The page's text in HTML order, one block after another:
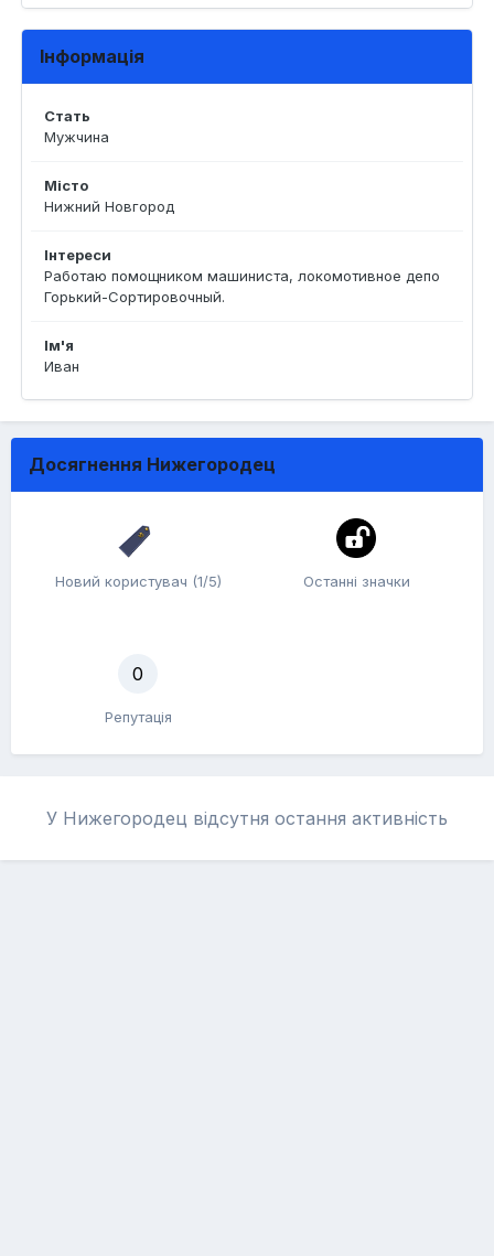
Інформація
Стать
Мужчина
Місто
Нижний Новгород
Інтереси
Работаю помощником машиниста, локомотивное депо
Горький-Сортировочный.
Ім'я
Иван
Досягнення Нижегородец
Новий користувач (1/5) Останні значки
0
Репутація
У Нижегородец відсутня остання активність